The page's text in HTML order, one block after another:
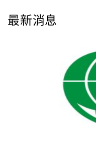
玩
樂
特色小店和臺灣美食供
找到星巴克咖啡，酷聖
們飯店前臺的工作人員
擇一間適合的餐廳，并
做的只是開口詢問即可！
The famous Pingtung
the WemeetHotel .
amazing Taiwanese
最新消息